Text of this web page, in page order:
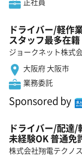
ドライバー/軽作
スタッフ最多在
ジョークネット株式
大阪府 大阪市
業務委託
Sponsored by
ドライバー/配達/
未経験OK 普通
株式会社翔電テクノス